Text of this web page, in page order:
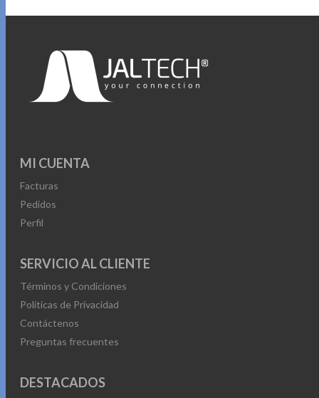
MI CUENTA
Facturas
Pedidos
Perfil
SERVICIO AL CLIENTE
Términos y Condiciones
Políticas de Privacidad
Contáctenos
Preguntas frecuentes
DESTACADOS